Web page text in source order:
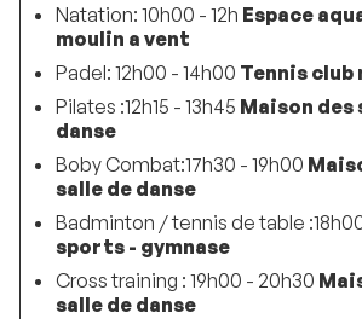
Natation: 10h00 - 12h Espace
moulin a vent
Padel: 12h00 - 14h00 Tennis club
Pilates :12h15 - 13h45 Maison des
danse
Boby Combat:17h30 - 19h00
salle de danse
Badminton / tennis de table
sports - gymnase
Cross training : 19h00 - 20h30
salle de danse